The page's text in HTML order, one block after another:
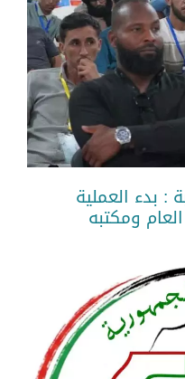
: بدء العملية
ومكتبه